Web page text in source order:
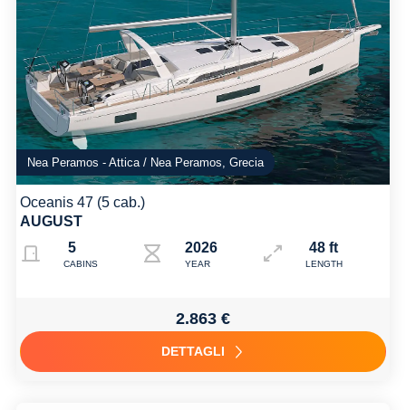
Nea Peramos - Attica / Nea Peramos, Grecia
Oceanis 47 (5 cab.)
AUGUST
5
CABINS
2026
YEAR
48 ft
LENGTH
2.863 €
DETTAGLI